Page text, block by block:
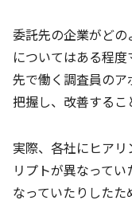
委託先の企業がど
についてはある程
先で働く調査員の
把握し、改善するこ
実際、各社にヒア
リプトが異なって
なっていたりした